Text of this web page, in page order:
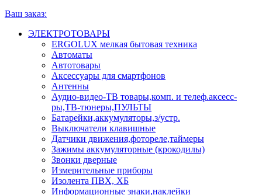
Ваш заказ:
ЭЛЕКТРОТОВАРЫ
ERGOLUX мелкая бытовая техника
Автоматы
Автотовары
Аксессуары для смартфонов
Антенны
Аудио-видео-ТВ товары,комп. и телеф.аксесс-
ры,ТВ-тюнеры,ПУЛЬТЫ
Батарейки,аккумуляторы,з/устр.
Выключатели клавишные
Датчики движения,фотореле,таймеры
Зажимы аккумуляторные (крокодилы)
Звонки дверные
Измерительные приборы
Изолента ПВХ, ХБ
Информационные знаки,наклейки